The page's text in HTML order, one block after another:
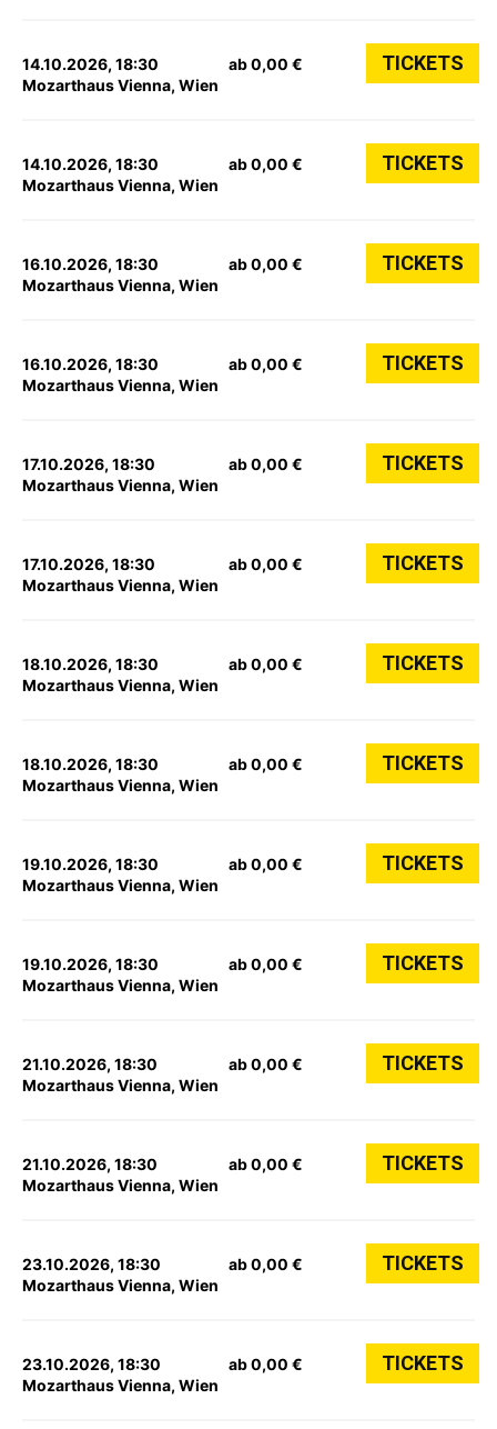
14.10.2026, 18:30
Mozarthaus Vienna, Wien
ab 0,00 € TICKETS
14.10.2026, 18:30
Mozarthaus Vienna, Wien
ab 0,00 € TICKETS
16.10.2026, 18:30
Mozarthaus Vienna, Wien
ab 0,00 € TICKETS
16.10.2026, 18:30
Mozarthaus Vienna, Wien
ab 0,00 € TICKETS
17.10.2026, 18:30
Mozarthaus Vienna, Wien
ab 0,00 € TICKETS
17.10.2026, 18:30
Mozarthaus Vienna, Wien
ab 0,00 € TICKETS
18.10.2026, 18:30
Mozarthaus Vienna, Wien
ab 0,00 € TICKETS
18.10.2026, 18:30
Mozarthaus Vienna, Wien
ab 0,00 € TICKETS
19.10.2026, 18:30
Mozarthaus Vienna, Wien
ab 0,00 € TICKETS
19.10.2026, 18:30
Mozarthaus Vienna, Wien
ab 0,00 € TICKETS
21.10.2026, 18:30
Mozarthaus Vienna, Wien
ab 0,00 € TICKETS
21.10.2026, 18:30
Mozarthaus Vienna, Wien
ab 0,00 € TICKETS
23.10.2026, 18:30
Mozarthaus Vienna, Wien
ab 0,00 € TICKETS
23.10.2026, 18:30
Mozarthaus Vienna, Wien
ab 0,00 € TICKETS